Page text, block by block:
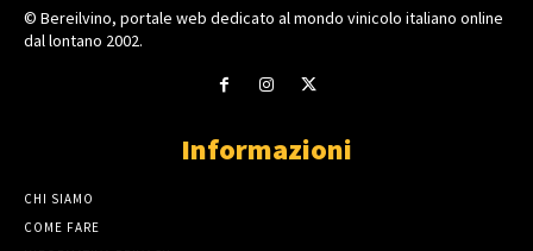
© Bereilvino, portale web dedicato al mondo vinicolo italiano online
dal lontano 2002.
Informazioni
CHI SIAMO
COME FARE